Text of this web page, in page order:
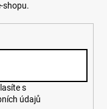
shopu.
údajů